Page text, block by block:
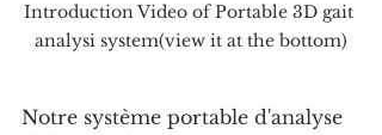
Introduction Video of Portable 3D gait
analysi system(view it at the bottom)
Notre système portable d'analyse